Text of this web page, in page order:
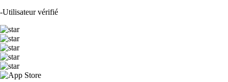
-Utilisateur vérifié